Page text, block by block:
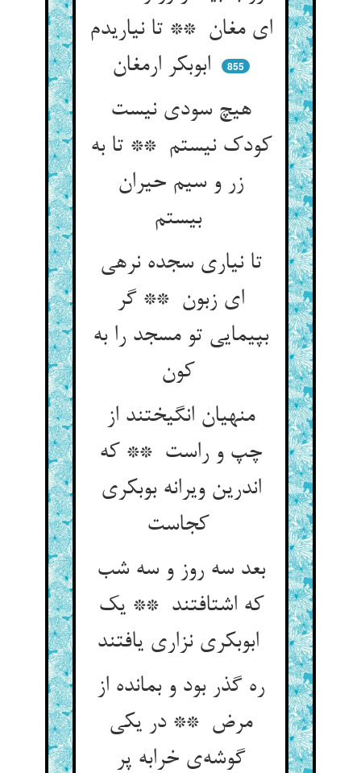
ای مغان ** تا نیاریدم
ابوبکر ارمغان
855
هیچ سودی نیست
کودک نیستم ** تا به
زر و سیم حیران
بیستم
تا نیاری سجده نرهی
ای زبون ** گر
بپیمایی تو مسجد را به
کون
منهیان انگیختند از
چپ و راست ** که
اندرین ویرانه بوبکری
کجاست
بعد سه روز و سه شب
که اشتافتند ** یک
ابوبکری نزاری یافتند
ره گذر بود و بمانده از
مرض ** در یکی
گوشه‌ی خرابه پر